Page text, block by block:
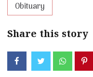
Obituary
Share this story